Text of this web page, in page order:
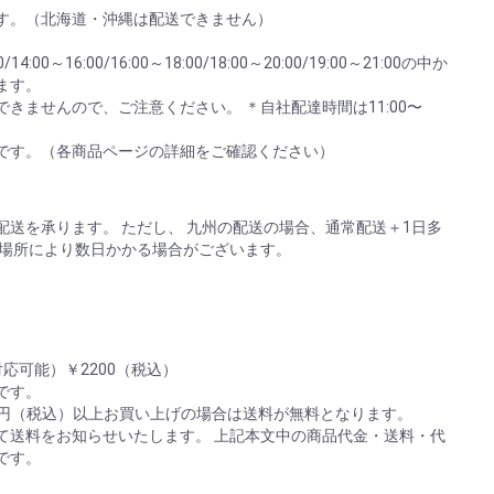
（北海道・沖縄は配送できません）
14:00～16:00/16:00～18:00/18:00～20:00/19:00～21:00の中か
。
きませんので、ご注意ください。 ＊自社配達時間は11:00〜
。（各商品ページの詳細をご確認ください）
送を承ります。 ただし、 九州の配送の場合、通常配送＋1日多
所により数日かかる場合がございます。
可能）￥2200（税込）
。
税込）以上お買い上げの場合は送料が無料となります。
送料をお知らせいたします。 上記本文中の商品代金・送料・代
。